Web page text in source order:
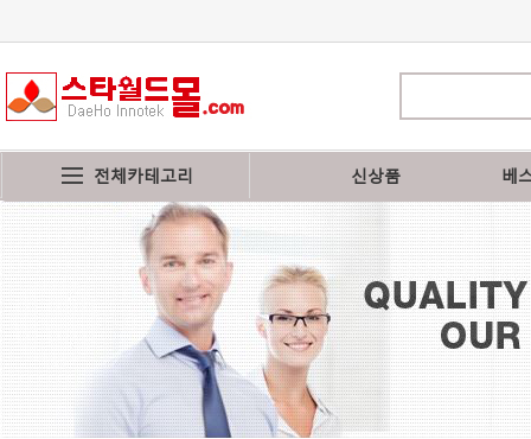
전체카테고리 신상품 베